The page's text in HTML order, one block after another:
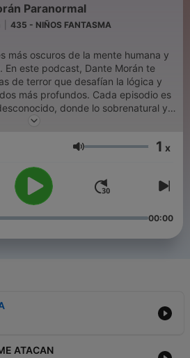
Paranormal
435 - NIÑOS FANTASMA
más oscuros de la mente humana y
En este podcast, Dante Morán te
de terror que desafían la lógica y
más profundos. Cada episodio es
donde lo sobrenatural y lo
Si eres amante de lo inquietante y
en el misterio y la oscuridad.
de este podcast:
podcast/dante-moran-paranormal-
Volumen 1 x
00:00
ATACAN